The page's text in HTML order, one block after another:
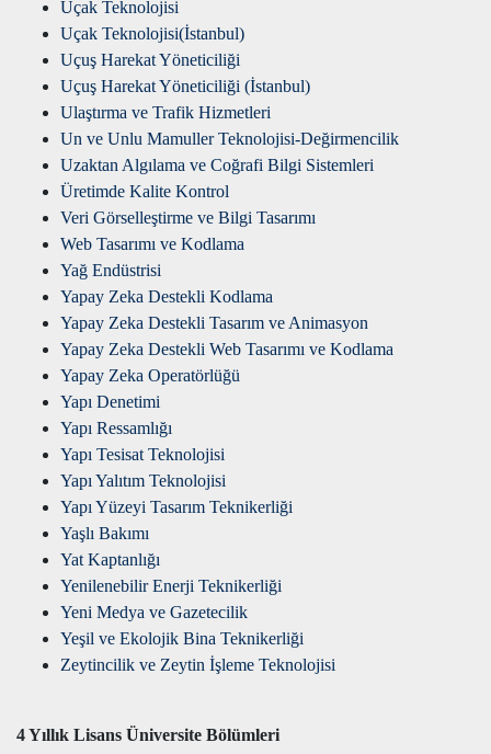
Uçak Teknolojisi
Uçak Teknolojisi(İstanbul)
Uçuş Harekat Yöneticiliği
Uçuş Harekat Yöneticiliği (İstanbul)
Ulaştırma ve Trafik Hizmetleri
Un ve Unlu Mamuller Teknolojisi-Değirmencilik
Uzaktan Algılama ve Coğrafi Bilgi Sistemleri
Üretimde Kalite Kontrol
Veri Görselleştirme ve Bilgi Tasarımı
Web Tasarımı ve Kodlama
Yağ Endüstrisi
Yapay Zeka Destekli Kodlama
Yapay Zeka Destekli Tasarım ve Animasyon
Yapay Zeka Destekli Web Tasarımı ve Kodlama
Yapay Zeka Operatörlüğü
Yapı Denetimi
Yapı Ressamlığı
Yapı Tesisat Teknolojisi
Yapı Yalıtım Teknolojisi
Yapı Yüzeyi Tasarım Teknikerliği
Yaşlı Bakımı
Yat Kaptanlığı
Yenilenebilir Enerji Teknikerliği
Yeni Medya ve Gazetecilik
Yeşil ve Ekolojik Bina Teknikerliği
Zeytincilik ve Zeytin İşleme Teknolojisi
4 Yıllık Lisans Üniversite Bölümleri